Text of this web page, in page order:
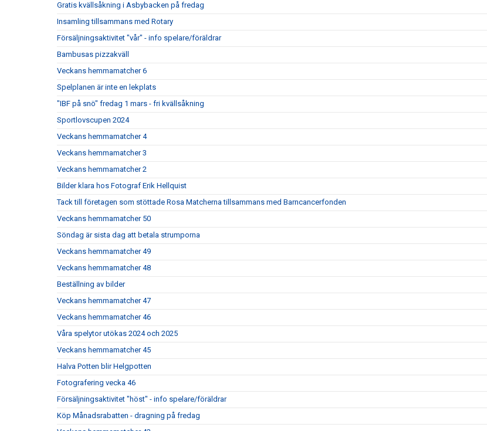
Gratis kvällsåkning i Asbybacken på fredag
Insamling tillsammans med Rotary
Försäljningsaktivitet "vår" - info spelare/föräldrar
Bambusas pizzakväll
Veckans hemmamatcher 6
Spelplanen är inte en lekplats
"IBF på snö" fredag 1 mars - fri kvällsåkning
Sportlovscupen 2024
Veckans hemmamatcher 4
Veckans hemmamatcher 3
Veckans hemmamatcher 2
Bilder klara hos Fotograf Erik Hellquist
Tack till företagen som stöttade Rosa Matcherna tillsammans med Barncancerfonden
Veckans hemmamatcher 50
Söndag är sista dag att betala strumporna
Veckans hemmamatcher 49
Veckans hemmamatcher 48
Beställning av bilder
Veckans hemmamatcher 47
Veckans hemmamatcher 46
Våra spelytor utökas 2024 och 2025
Veckans hemmamatcher 45
Halva Potten blir Helgpotten
Fotografering vecka 46
Försäljningsaktivitet "höst" - info spelare/föräldrar
Köp Månadsrabatten - dragning på fredag